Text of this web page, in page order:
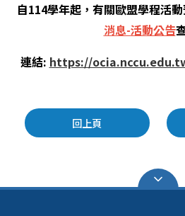
自114學年起，有關歐盟學程活
消息-活動公告
連結: https://
回上頁